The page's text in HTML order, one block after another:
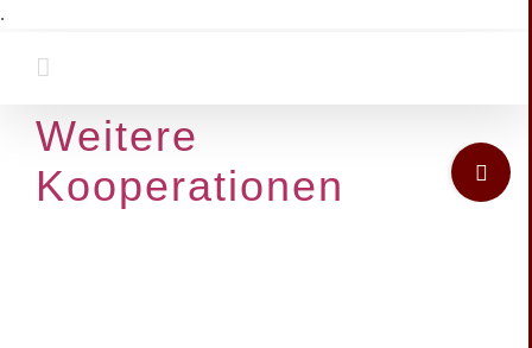
.
Weitere
Kooperationen
Toggle
Sliding